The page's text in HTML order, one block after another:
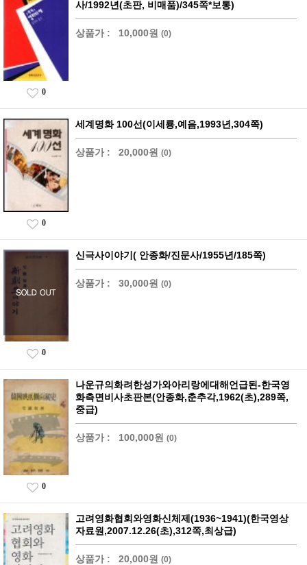
사/1992년(초판, 비매품)/345쪽*보통)
상품가 : 10,000원 (0)
0
세계명화 100선(이세룡,예음,1993년,304쪽)
상품가 : 20,000원 (0)
0
신극사이야기( 안종화/진문사/1955년/185쪽)
상품가 : 30,000원 (0)
0
나운규의화려한성가와아리랑에대해언급된-한국영
화측면비사초판본(안종화,춘추각,1962(초),289쪽,
중급)
상품가 : 100,000원 (0)
0
고려영화협회와영화신체제(1936~1941)(한국영상
자료원,2007.12.26(초),312쪽,최상급)
상품가 : 20,000원 (0)